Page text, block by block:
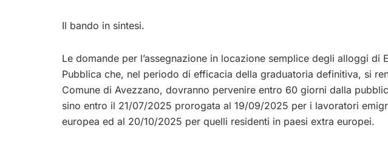
Il bando in sintesi.
Le domande per l’assegnazione in locazione semplice degli alloggi di
Pubblica che, nel periodo di efficacia della graduatoria definitiva, si
Comune di Avezzano, dovranno pervenire entro 60 giorni dalla
sino entro il 21/07/2025 prorogata al 19/09/2025 per i lavoratori
europea ed al 20/10/2025 per quelli residenti in paesi extra europei.